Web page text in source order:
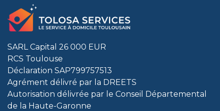
SARL Capital 26 000 EUR
RCS Toulouse
Déclaration SAP799757513
Agrément délivré par la DREETS
Autorisation délivrée par le Conseil Départemental
de la Haute-Garonne